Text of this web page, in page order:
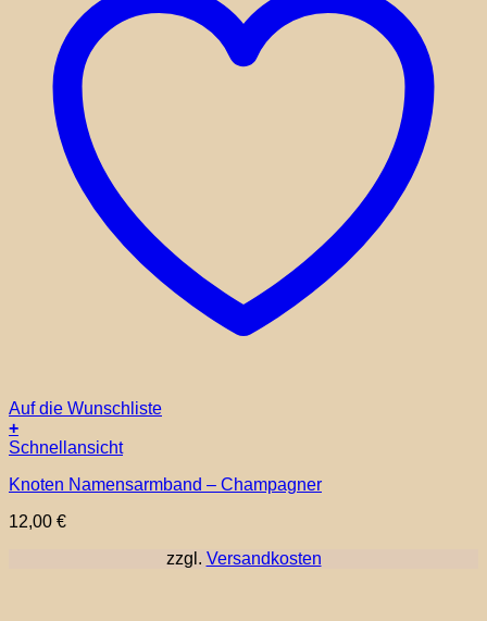
Auf die Wunschliste
+
Schnellansicht
Knoten Namensarmband – Champagner
12,00 €
zzgl. Versandkosten